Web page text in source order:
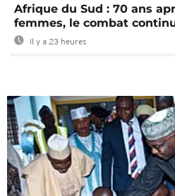
Afrique du Sud : 70 ans
femmes, le combat
Il y a 23 heures